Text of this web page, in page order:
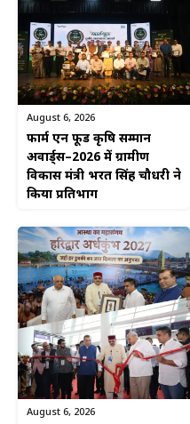
August 6, 2026
फार्म एन फूड कृषि सम्मान
अवार्ड्स–2026 में ग्रामीण
विकास मंत्री भरत सिंह चौधरी ने
किया प्रतिभाग
August 6, 2026